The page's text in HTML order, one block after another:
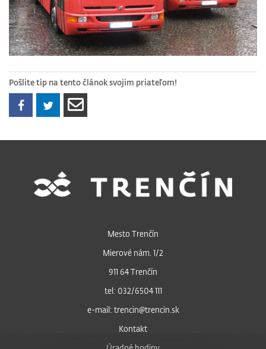
Pošlite tip na tento článok svojim priateľom!
Mesto Trenčín
Mierové nám. 1/2
911 64 Trenčín
tel: 032/6504 111
e-mail: trencin@trencin.sk
Kontakt